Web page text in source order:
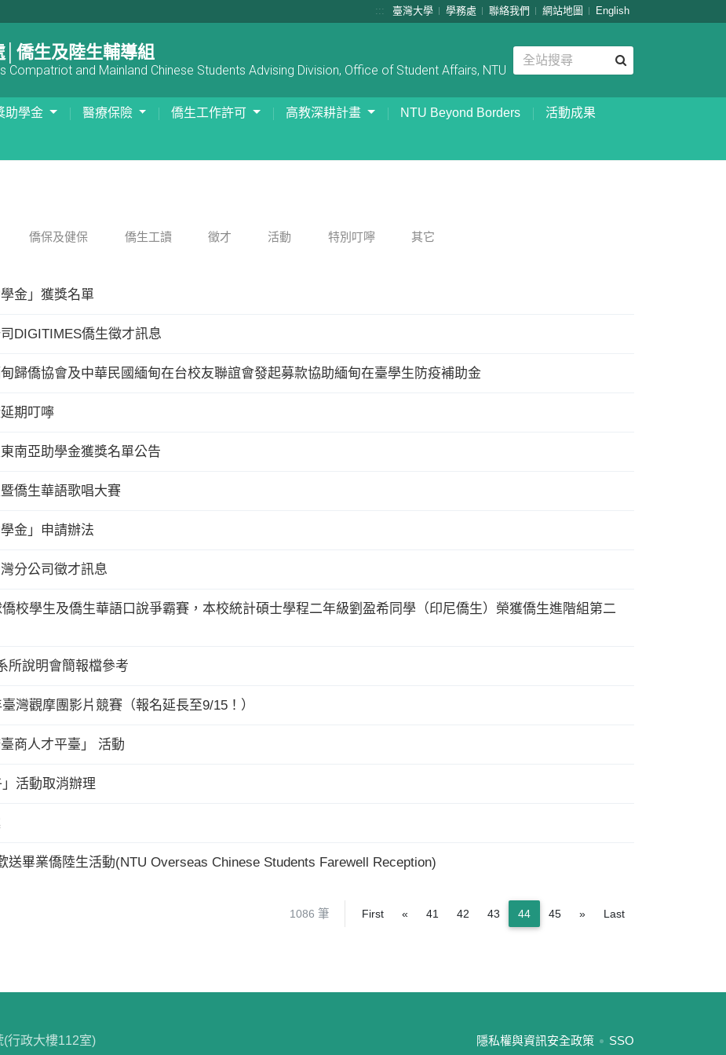
::: 臺灣大學 學務處 聯絡我們 網站地圖 English
│僑生及陸生輔導組
Compatriot and Mainland Chinese Students Advising Division, Office of Student Affairs, NTU
助學金 醫療保險 僑生工作許可 高教深耕計畫 NTU Beyond Borders 活動成果
僑保及健保 僑生工讀 徵才 活動 特別叮嚀 其它
金」獲獎名單
DIGITIMES僑生徵才訊息
甸歸僑協會及中華民國緬甸在台校友聯誼會發起募款協助緬甸在臺學生防疫補助金
期叮嚀
南亞助學金獲獎名單公告
僑生華語歌唱大賽
金」申請辦法
分公司徵才訊息
校學生及僑生華語口說爭霸賽，本校統計碩士學程二年級劉盈希同學（印尼僑生）榮獲僑生進階組第二
所說明會簡報檔參考
灣觀摩團影片競賽（報名延長至9/15！）
商人才平臺」 活動
」活動取消辦理
送畢業僑陸生活動(NTU Overseas Chinese Students Farewell Reception)
1086 筆 First « Previous
41 42 43 44 45 »NextLast
:::
隱私權與資訊安全政策 SSO
行政大樓112室)